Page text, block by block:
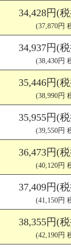
34,428円(
(37,870円
34,937円(
(38,430円
35,446円(
(38,990円
35,955円(
(39,550円
36,473円(
(40,120円
37,409円(
(41,150円
38,355円(
(42,190円